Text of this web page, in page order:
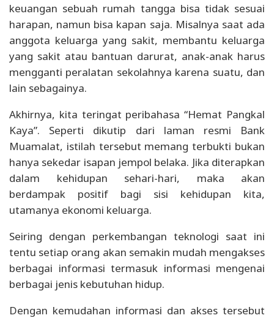
keuangan sebuah rumah tangga bisa tidak sesuai
harapan, namun bisa kapan saja. Misalnya saat ada
anggota keluarga yang sakit, membantu keluarga
yang sakit atau bantuan darurat, anak-anak harus
mengganti peralatan sekolahnya karena suatu, dan
lain sebagainya.
Akhirnya, kita teringat peribahasa “Hemat Pangkal
Kaya”. Seperti dikutip dari laman resmi Bank
Muamalat, istilah tersebut memang terbukti bukan
hanya sekedar isapan jempol belaka. Jika diterapkan
dalam kehidupan sehari-hari, maka akan
berdampak positif bagi sisi kehidupan kita,
utamanya ekonomi keluarga.
Seiring dengan perkembangan teknologi saat ini
tentu setiap orang akan semakin mudah mengakses
berbagai informasi termasuk informasi mengenai
berbagai jenis kebutuhan hidup.
Dengan kemudahan informasi dan akses tersebut